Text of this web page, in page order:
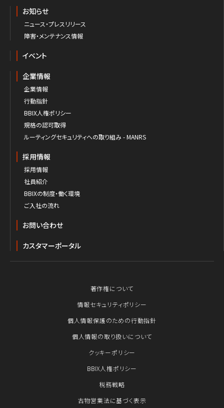
お知らせ
ニュース・プレスリリース
障害・メンテナンス情報
イベント
企業情報
企業情報
行動指針
BBIX人権ポリシー
規格の認可取得
ルーティングセキュリティへの取り組み - MANRS
採用情報
採用情報
社員紹介
BBIXの制度・働く環境
ご入社の流れ
お問い合わせ
カスタマーポータル
著作権について
情報セキュリティポリシー
個人情報保護のための行動指針
個人情報の取り扱いについて
クッキーポリシー
BBIX人権ポリシー
税務戦略
古物営業法に基づく表示